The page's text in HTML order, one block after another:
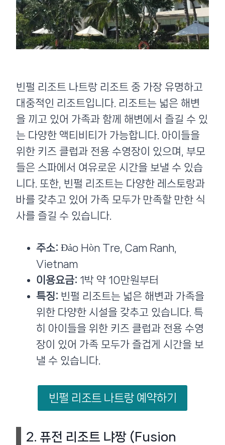
빈펄 리조트 나트랑 리조트 중 가장 유명하고
대중적인 리조트입니다. 리조트는 넓은 해변
을 끼고 있어 가족과 함께 해변에서 즐길 수 있
는 다양한 액티비티가 가능합니다. 아이들을
위한 키즈 클럽과 전용 수영장이 있으며, 부모
들은 스파에서 여유로운 시간을 보낼 수 있습
니다. 또한, 빈펄 리조트는 다양한 레스토랑과
바를 갖추고 있어 가족 모두가 만족할 만한 식
사를 즐길 수 있습니다.
주소: Đảo Hòn Tre, Cam Ranh,
Vietnam
이용요금: 1박 약 10만원부터
특징: 빈펄 리조트는 넓은 해변과 가족을
위한 다양한 시설을 갖추고 있습니다. 특
히 아이들을 위한 키즈 클럽과 전용 수영
장이 있어 가족 모두가 즐겁게 시간을 보
낼 수 있습니다​.
빈펄 리조트 나트랑 예약하기
2. 퓨전 리조트 냐짱 (Fusion